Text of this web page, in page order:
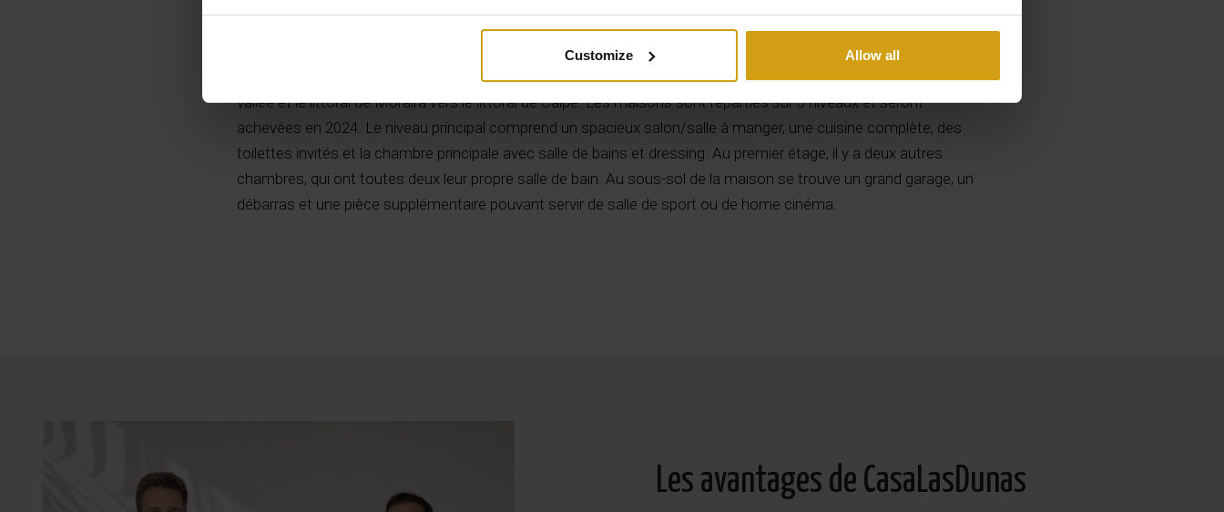
Customize Allow all
Nouveau projet de construction à petite échelle composé de villas avec piscine privée et vue panoramique sur la
vallée et le littoral de Moraira vers le littoral de Calpe. Les maisons sont réparties sur 3 niveaux et seront
achevées en 2024. Le niveau principal comprend un spacieux salon/salle à manger, une cuisine complète, des
toilettes invités et la chambre principale avec salle de bains et dressing. Au premier étage, il y a deux autres
chambres, qui ont toutes deux leur propre salle de bain. Au sous-sol de la maison se trouve un grand garage, un
débarras et une pièce supplémentaire pouvant servir de salle de sport ou de home cinéma.
Les avantages de CasaLasDunas